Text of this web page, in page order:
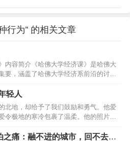
行为” 的相关文章
内容简介《哈佛大学经济课》是哈佛大
要，涵盖了哈佛大学经济系前沿的讨论
佛大学经济学教学方式、课堂互动以及
进哈佛大学的课堂，聆听哈佛教授的讲
曼昆、莱布森、费尔德斯坦、卡特勒等
经济学家眼里的幸福”幸福”
研究领域，近年来，越来越多的人投入
据主观（被采访者自报幸福程度）、定
轻人
北地，却给予了我们鼓励和勇气。他爱
令极地的寒冷包裹了温柔。他的照片
鼠悄然扯下蓝莓，远处传来驼鹿的蹄
河流。他的文字讲述了寻光之旅的故
之痛：融不进的城市，回不去的